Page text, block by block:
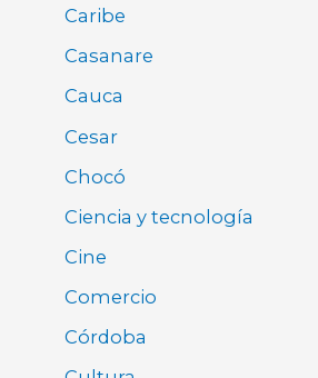
Caribe
Casanare
Cauca
Cesar
Chocó
Ciencia y tecnología
Cine
Comercio
Córdoba